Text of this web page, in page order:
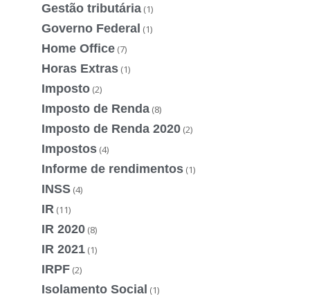
Gestão tributária (1)
Governo Federal (1)
Home Office (7)
Horas Extras (1)
Imposto (2)
Imposto de Renda (8)
Imposto de Renda 2020 (2)
Impostos (4)
Informe de rendimentos (1)
INSS (4)
IR (11)
IR 2020 (8)
IR 2021 (1)
IRPF (2)
Isolamento Social (1)